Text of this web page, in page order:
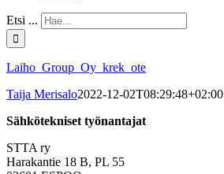
Etsi ...
Laiho_Group_Oy_krek_ote
Taija Merisalo2022-12-02T08:29:48+02:00
Sähkötekniset työnantajat
STTA ry
Harakantie 18 B, PL 55